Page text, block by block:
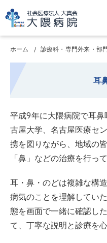
イ
ホーム 診療科・専門外来・部
耳
平成9年に大隈病院で耳
古屋大学、名古屋医療セ
携を図りながら、地域の
「鼻」などの治療を行っ
耳・鼻・のどは複雑な構
病気のことを理解してい
態を画面で一緒に確認し
て、丁寧な説明と診療を